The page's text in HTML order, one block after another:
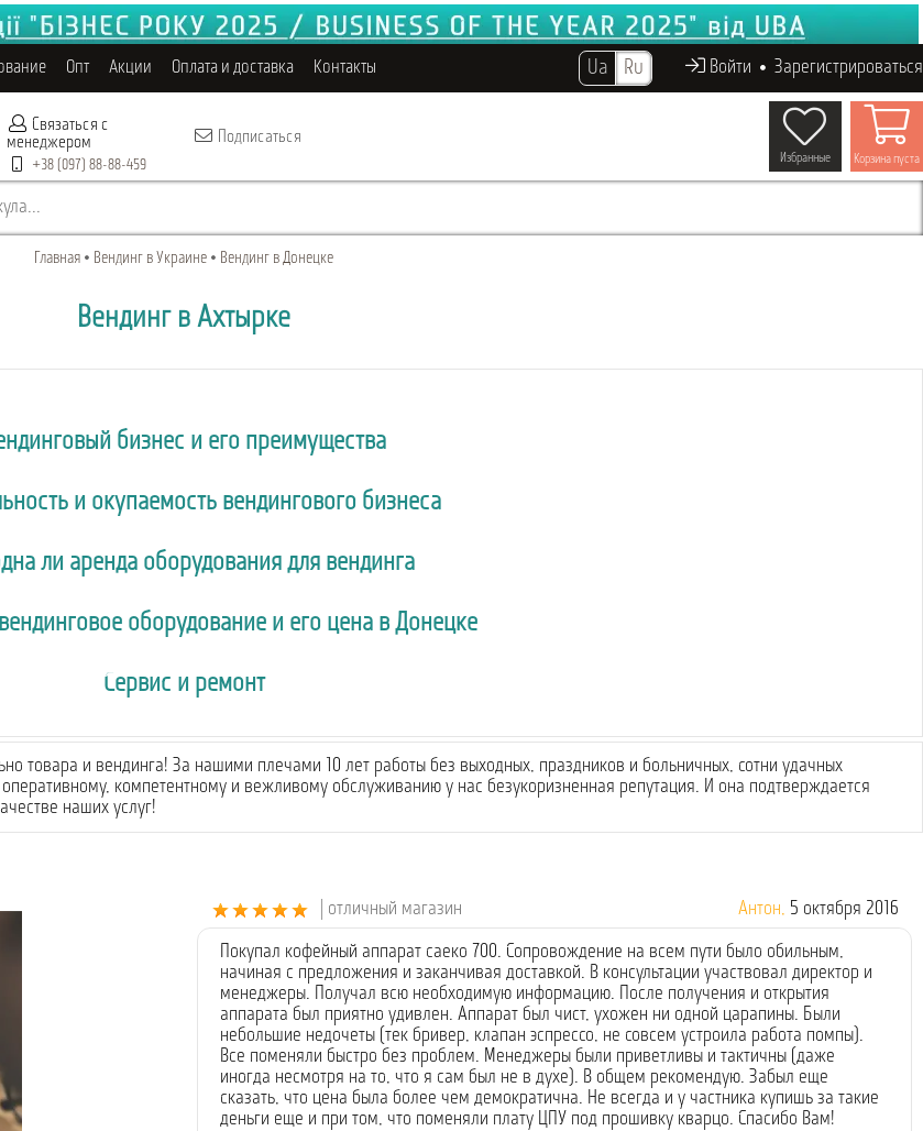
Войти Зарегистрироваться
Ua Ru
Опт Акции Оплата и доставка Контакты
Связаться с
менеджером
+38 (097) 88-88-459
Подписаться
Корзина пуста
Избранные
Главная Вендинг в Украине Вендинг в Донецке
Вендинг в Ахтырке
бизнес и его преимущества
и окупаемость вендингового бизнеса
ли аренда оборудования для вендинга
оборудование и его цена в Донецке
Сервис и ремонт
товара и вендинга! За нашими плечами 10 лет работы без выходных, праздников и больничных, сотни удачных
компетентному и вежливому обслуживанию у нас безукоризненная репутация. И она подтверждается
наших услуг!
| отличный магазин Антон, 5 октября 2016
Покупал кофейный аппарат саеко 700. Сопровождение на всем пути было обильным,
начиная с предложения и заканчивая доставкой. В консультации участвовал директор и
менеджеры. Получал всю необходимую информацию. После получения и открытия
аппарата был приятно удивлен. Аппарат был чист, ухожен ни одной царапины. Были
небольшие недочеты (тек бривер, клапан эспрессо, не совсем устроила работа помпы).
Все поменяли быстро без проблем. Менеджеры были приветливы и тактичны (даже
иногда несмотря на то, что я сам был не в духе). В общем рекомендую. Забыл еще
сказать, что цена была более чем демократична. Не всегда и у частника купишь за такие
деньги еще и при том, что поменяли плату ЦПУ под прошивку кварцо. Спасибо Вам!